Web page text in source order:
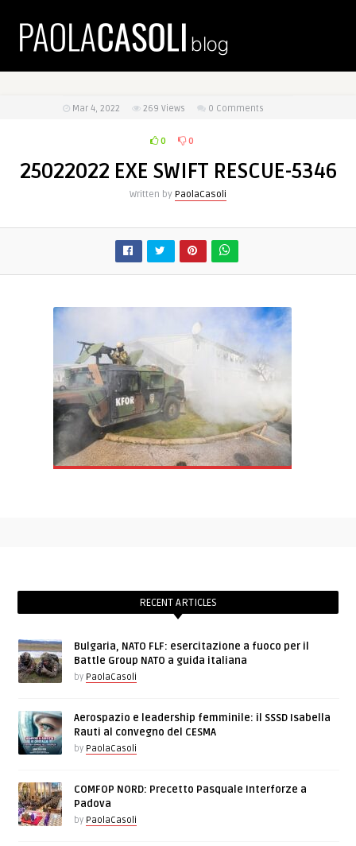
Mar 4, 2022 269 Views 0 Comments
0 0
25022022 EXE SWIFT RESCUE-5346
Written by PaolaCasoli
RECENT ARTICLES
Bulgaria, NATO FLF: esercitazione a fuoco per il
Battle Group NATO a guida italiana
by PaolaCasoli
Aerospazio e leadership femminile: il SSSD Isabella
Rauti al convegno del CESMA
by PaolaCasoli
COMFOP NORD: Precetto Pasquale Interforze a
Padova
by PaolaCasoli